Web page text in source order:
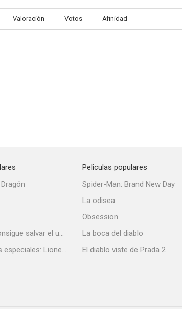
Valoración Votos Afinidad
Stuart no consigue salvar el universo
Operaciones especiales: Lioness
Peliculas populares
Spider-Man: Brand New Day
La odisea
Obsession
La boca del diablo
El diablo viste de Prada 2